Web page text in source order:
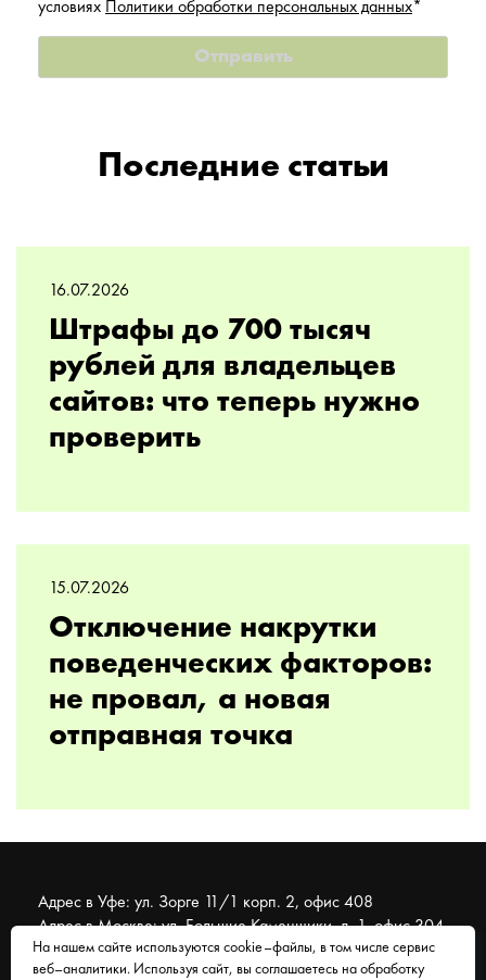
условиях Политики обработки персональных данных*
Последние статьи
16.07.2026
Штрафы до 700 тысяч
рублей для владельцев
сайтов: что теперь нужно
проверить
15.07.2026
Отключение накрутки
поведенческих факторов:
не провал, а новая
отправная точка
Адрес в Уфе: ул. Зорге 11/1 корп. 2, офис 408
Адрес в Москве: ул. Большие Каменщики, д. 1, офис 304
На нашем сайте используются cookie–файлы, в том числе сервис
веб–аналитики. Используя сайт, вы соглашаетесь на обработку